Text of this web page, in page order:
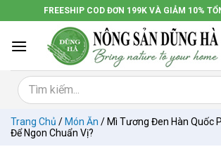
đến
dung
FREESHIP COD ĐƠN 199K VÀ GIẢM 10%
Trang Chủ / Món Ăn / Mì Tương Đen Hàn Quốc
Để Ngon Chuẩn Vị?